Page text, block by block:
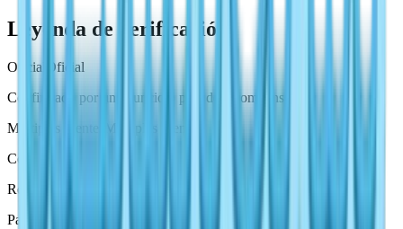
Leyenda de verificación
Oficial
Oficial
Confirmado por un anuncio o post de recompensa.
Múltiples fuentes
Múltiples fuentes
Confirmado por más de una fuente fiable.
Reportado por la comunidad
Parece útil, pero todavía necesita otra fuente.